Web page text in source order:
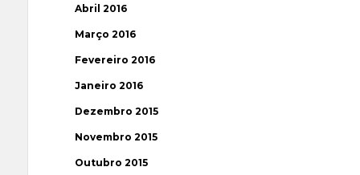
Abril 2016
Março 2016
Fevereiro 2016
Janeiro 2016
Dezembro 2015
Novembro 2015
Outubro 2015